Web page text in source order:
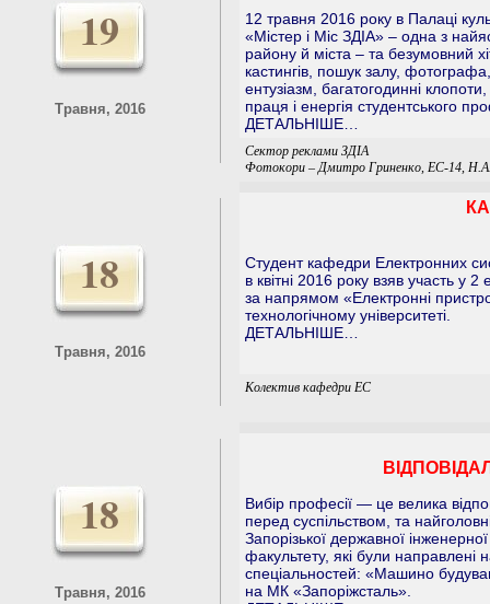
19
Травня, 2016
12 травня 2016 року в Палаці
«Містер і Міс ЗДІА» – одна з
району й міста – та безумовний
кастингів, пошук залу,
ентузіазм, багатогодинні клопоти,
праця і енергія студентського
ДЕТАЛЬНІШЕ…
Сектор реклами ЗДІА
Фотокори – Дмитро Гриненко, ЕС-14,
18
Травня, 2016
Студент кафедри Електронних
в квітні 2016 року взяв участь у 2
за напрямом «Електронні
технологічному університеті.
ДЕТАЛЬНІШЕ…
Колектив кафедри ЕС
18
Травня, 2016
Вибір професії — це велика
перед суспільством, та
Запорізької державної
факультету, які були направлені
спеціальностей: «Машино
на МК «Запоріжсталь».